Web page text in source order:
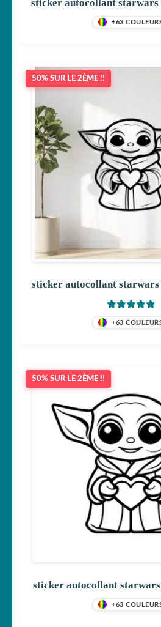
sticker autocollant starwars
+63
50% SUR LE 2ÈME !!
sticker autocollant starwars
+63
50% SUR LE 2ÈME !!
sticker autocollant
+63